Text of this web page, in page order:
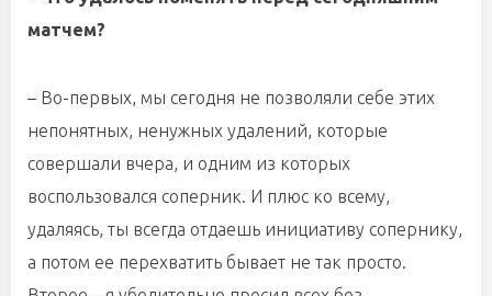
матчем?
– Во-первых, мы сегодня не позволяли себе этих
непонятных, ненужных удалений, которые
совершали вчера, и одним из которых
воспользовался соперник. И плюс ко всему,
удаляясь, ты всегда отдаешь инициативу сопернику,
а потом ее перехватить бывает не так просто.